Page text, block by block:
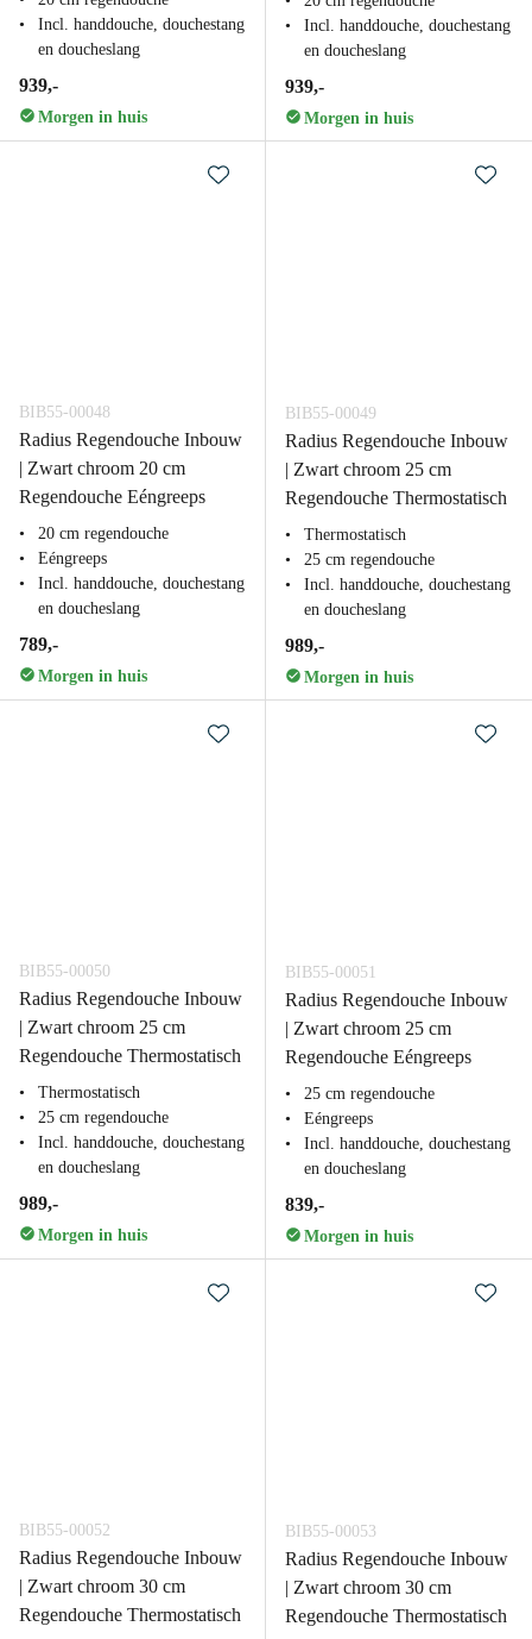
Incl. handdouche, douchestang
en doucheslang
939,-
Morgen in huis
Incl. handdouche, douchestang
en doucheslang
939,-
Morgen in huis
BIB55-00048
Radius Regendouche Inbouw
| Zwart chroom 20 cm
Regendouche Eéngreeps
20 cm regendouche
Eéngreeps
Incl. handdouche, douchestang
en doucheslang
789,-
Morgen in huis
BIB55-00049
Radius Regendouche Inbouw
| Zwart chroom 25 cm
Regendouche Thermostatisch
Thermostatisch
25 cm regendouche
Incl. handdouche, douchestang
en doucheslang
989,-
Morgen in huis
BIB55-00050
Radius Regendouche Inbouw
| Zwart chroom 25 cm
Regendouche Thermostatisch
Thermostatisch
25 cm regendouche
Incl. handdouche, douchestang
en doucheslang
989,-
Morgen in huis
BIB55-00051
Radius Regendouche Inbouw
| Zwart chroom 25 cm
Regendouche Eéngreeps
25 cm regendouche
Eéngreeps
Incl. handdouche, douchestang
en doucheslang
839,-
Morgen in huis
BIB55-00052
Radius Regendouche Inbouw
| Zwart chroom 30 cm
Regendouche Thermostatisch
BIB55-00053
Radius Regendouche Inbouw
| Zwart chroom 30 cm
Regendouche Thermostatisch